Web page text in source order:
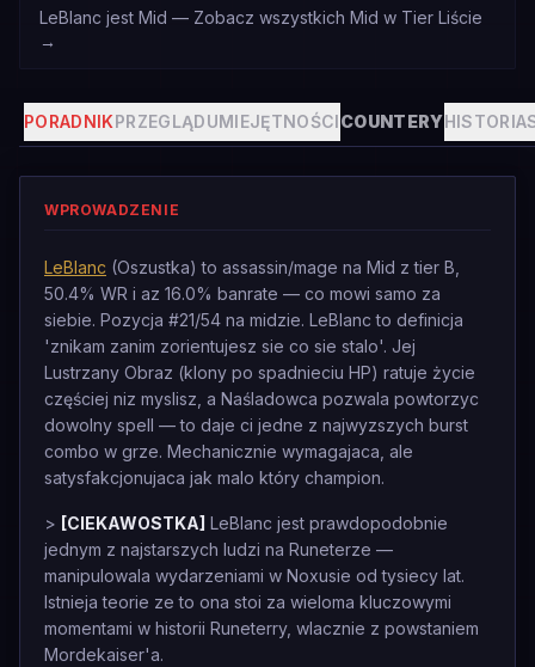
LeBlanc jest Mid — Zobacz wszystkich Mid w Tier Liście
→
PORADNIKPRZEGLĄDUMIEJĘTNOŚCICOUNTERYHISTORIA
WPROWADZENIE
LeBlanc (Oszustka) to assassin/mage na Mid z tier B,
50.4% WR i az 16.0% banrate — co mowi samo za
siebie. Pozycja #21/54 na midzie. LeBlanc to definicja
'znikam zanim zorientujesz sie co sie stalo'. Jej
Lustrzany Obraz (klony po spadnieciu HP) ratuje życie
częściej niz myslisz, a Naśladowca pozwala powtorzyc
dowolny spell — to daje ci jedne z najwyzszych burst
combo w grze. Mechanicznie wymagajaca, ale
satysfakcjonujaca jak malo który champion.
> [CIEKAWOSTKA] LeBlanc jest prawdopodobnie
jednym z najstarszych ludzi na Runeterze —
manipulowala wydarzeniami w Noxusie od tysiecy lat.
Istnieja teorie ze to ona stoi za wieloma kluczowymi
momentami w historii Runeterry, wlacznie z powstaniem
Mordekaiser'a.